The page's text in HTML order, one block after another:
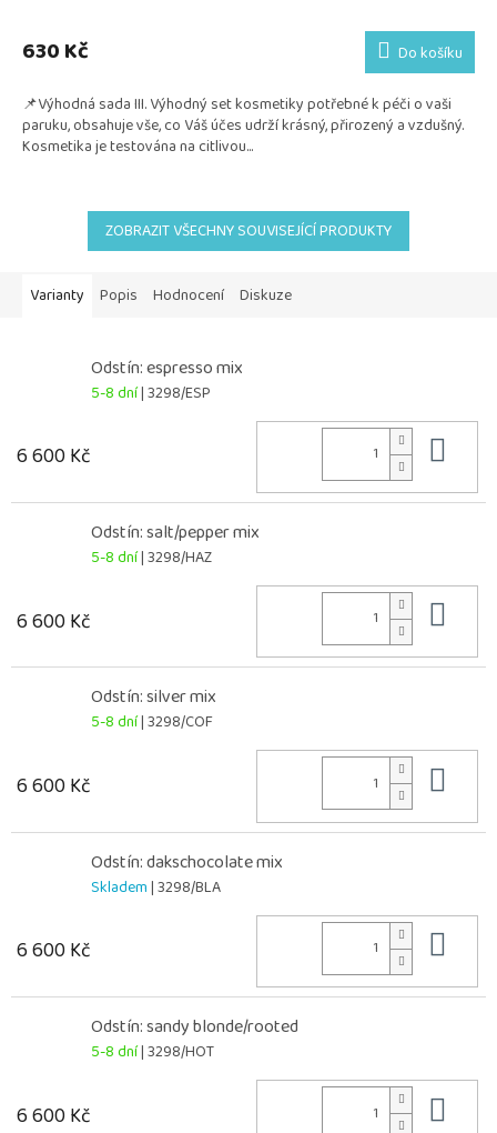
produktu
je
z
5
hvězdiček.
630 Kč Do košíku
📌Výhodná sada III. Výhodný set kosmetiky potřebné k péči o vaši
paruku, obsahuje vše, co Váš účes udrží krásný, přirozený a vzdušný.
Kosmetika je testována na citlivou...
ZOBRAZIT VŠECHNY SOUVISEJÍCÍ PRODUKTY
Varianty Popis Hodnocení Diskuze
Odstín: espresso mix
5-8 dní| 3298/ESP
6 600 Kč
Odstín: salt/pepper mix
5-8 dní| 3298/HAZ
6 600 Kč
Odstín: silver mix
5-8 dní| 3298/COF
6 600 Kč
Odstín: dakschocolate mix
Skladem| 3298/BLA
6 600 Kč
Odstín: sandy blonde/rooted
5-8 dní| 3298/HOT
6 600 Kč